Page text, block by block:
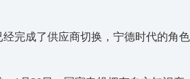
完成了供应商切换，宁德时代的角色